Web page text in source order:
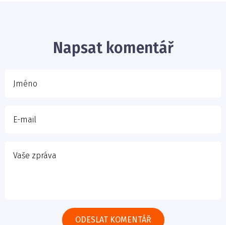
Napsat komentář